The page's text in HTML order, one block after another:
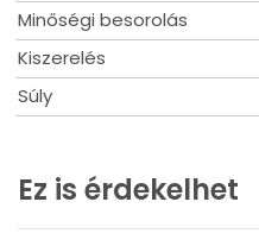
Minőségi besorolás
Kiszerelés
Súly
Ez is érdekelhet